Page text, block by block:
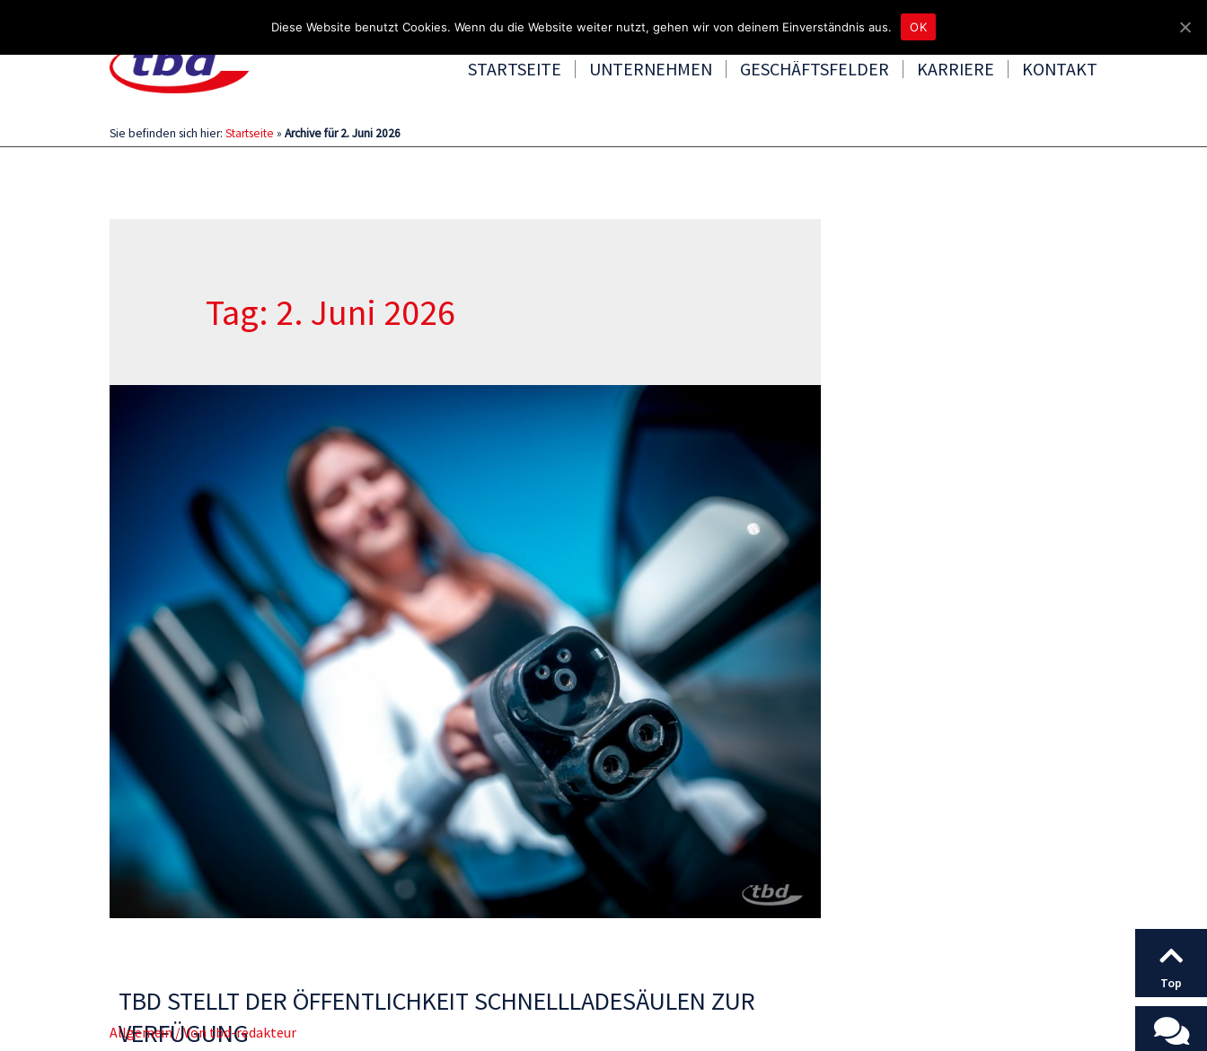
STARTSEITE UNTERNEHMEN GESCHÄFTSFELDER KARRIERE KONTAKT
Sie befinden sich hier: Startseite » Archive für 2. Juni 2026
Top
Tag: 2. Juni 2026
TBD STELLT DER ÖFFENTLICHKEIT SCHNELLLADESÄULEN ZUR
VERFÜGUNG
Allgemein/ Von tbd-redakteur
Diese Website benutzt Cookies. Wenn du die Website weiter nutzt, gehen wir von deinem Einverständnis aus. OK